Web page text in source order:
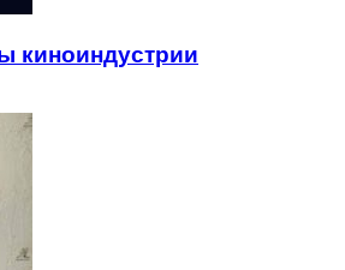
киноиндустрии